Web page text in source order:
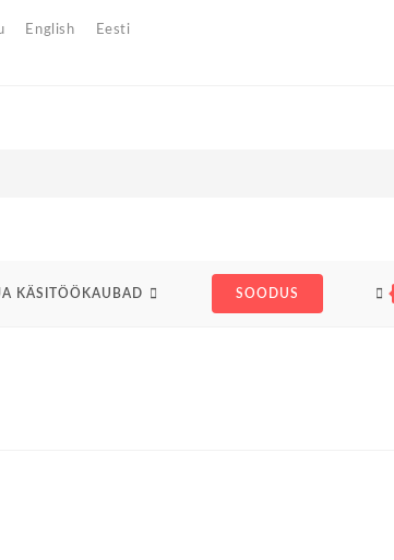
English
Eesti
KÄSITÖÖKAUBAD SOODUS